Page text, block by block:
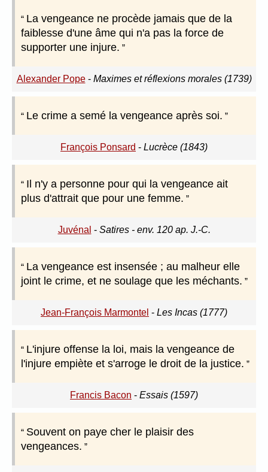
La vengeance ne procède jamais que de la
faiblesse d'une âme qui n'a pas la force de
supporter une injure.
Alexander Pope- Maximes et réflexions morales (1739)
Le crime a semé la vengeance après soi.
François Ponsard - Lucrèce (1843)
Il n'y a personne pour qui la vengeance ait
plus d'attrait que pour une femme.
Juvénal - Satires - env. 120 ap. J.-C.
La vengeance est insensée ; au malheur elle
joint le crime, et ne soulage que les méchants.
Jean-François Marmontel - Les Incas (1777)
L'injure offense la loi, mais la vengeance de
l'injure empiète et s'arroge le droit de la justice.
Francis Bacon - Essais (1597)
Souvent on paye cher le plaisir des
vengeances.